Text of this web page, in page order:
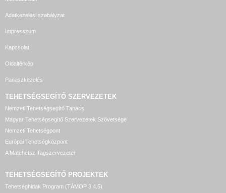
Adatkezelési szabályzat
Impresszum
Kapcsolat
Oldaltérkép
Panaszkezelés
TEHETSÉGSEGÍTŐ SZERVEZETEK
Nemzeti Tehetségsegítő Tanács
Magyar Tehetségsegítő Szervezetek Szövetsége
Nemzeti Tehetségpont
Európai Tehetségközpont
A Matehetsz Tagszervezetei
TEHETSÉGSEGÍTŐ PROJEKTEK
Tehetséghidak Program (TÁMOP 3.4.5)